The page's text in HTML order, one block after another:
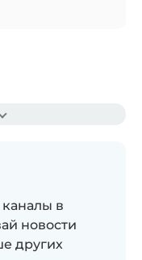
в
новости
других